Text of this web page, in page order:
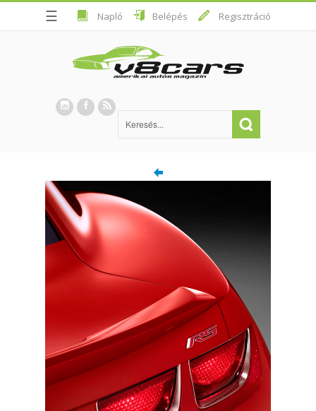
☰ Napló Belépés Regisztráció